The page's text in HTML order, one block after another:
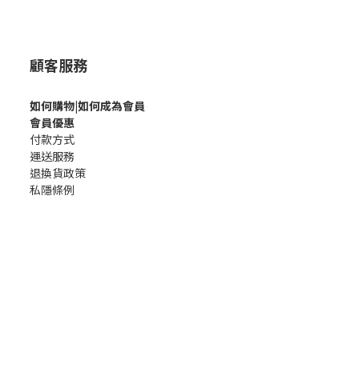
顧客服務
如何購物|如何成為會員
會員優惠
付款方式
運送服務
退換貨政策
私隱條例